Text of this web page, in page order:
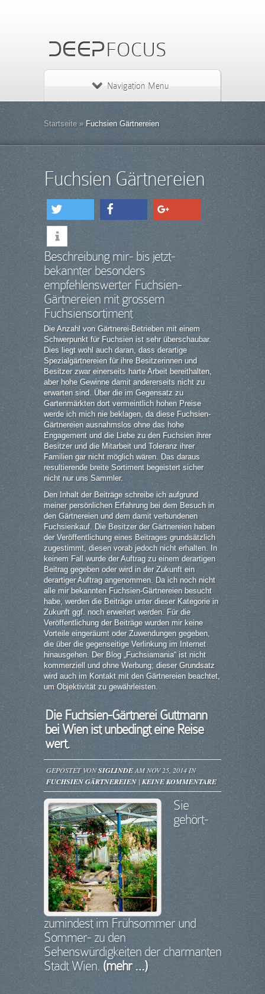
Navigation Menu
Startseite »Fuchsien Gärtnereien
Fuchsien Gärtnereien
tweet
info
Beschreibung mir- bis jetzt-
bekannter besonders
empfehlenswerter Fuchsien-
Gärtnereien mit grossem
Fuchsiensortiment
Die Anzahl von Gärtnerei-Betrieben mit einem
Schwerpunkt für Fuchsien ist sehr überschaubar.
Dies liegt wohl auch daran, dass derartige
Spezialgärtnereien für ihre Besitzerinnen und
Besitzer zwar einerseits harte Arbeit bereithalten,
aber hohe Gewinne damit andererseits nicht zu
erwarten sind. Über die im Gegensatz zu
Gartenmärkten dort vermeintlich hohen Preise
werde ich mich nie beklagen, da diese Fuchsien-
Gärtnereien ausnahmslos ohne das hohe
Engagement und die Liebe zu den Fuchsien ihrer
Besitzer und die Mitarbeit und Toleranz ihrer
Familien gar nicht möglich wären. Das daraus
resultierende breite Sortiment begeistert sicher
nicht nur uns Sammler.
Den Inhalt der Beiträge schreibe ich aufgrund
meiner persönlichen Erfahrung bei dem Besuch in
den Gärtnereien und dem damit verbundenen
Fuchsienkauf. Die Besitzer der Gärtnereien haben
der Veröffentlichung eines Beitrages grundsätzlich
zugestimmt, diesen vorab jedoch nicht erhalten. In
keinem Fall wurde der Auftrag zu einem derartigen
Beitrag gegeben oder wird in der Zukunft ein
derartiger Auftrag angenommen. Da ich noch nicht
alle mir bekannten Fuchsien-Gärtnereien besucht
habe, werden die Beiträge unter dieser Kategorie in
Zukunft ggf. noch erweitert werden. Für die
Veröffentlichung der Beiträge wurden mir keine
Vorteile eingeräumt oder Zuwendungen gegeben,
die über die gegenseitige Verlinkung im Internet
hinausgehen. Der Blog „Fuchsiamania“ ist nicht
kommerziell und ohne Werbung; dieser Grundsatz
wird auch im Kontakt mit den Gärtnereien beachtet,
um Objektivität zu gewährleisten.
Die Fuchsien-Gärtnerei Guttmann
bei Wien ist unbedingt eine Reise
wert.
GEPOSTET VONSIGLINDEAM NOV 25, 2014 IN
FUCHSIEN GÄRTNEREIEN |KEINE KOMMENTARE
Sie
gehört-
zumindest im Frühsommer und
Sommer- zu den
Sehenswürdigkeiten der charmanten
Stadt Wien. (mehr …)